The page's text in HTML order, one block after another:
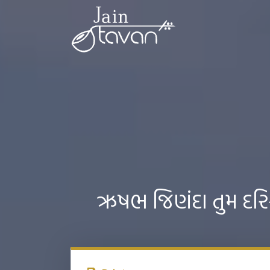
ઋષભ જિણંદા તુમ